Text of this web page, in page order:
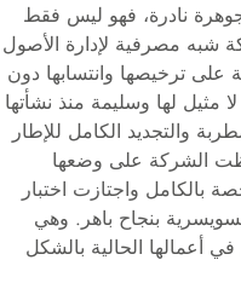
نادرة، فهو ليس فقط
شبه مصرفية لإدارة الأصول
ترخيصها وانتسابها دون
بسمعة لا مثيل لها وسليمة منذ نشأتها
والتجديد الكامل للإطار
الشركة على وضعها
واجتازت اختبار
بنجاح باهر. وهي
أعمالها الحالية بالشكل